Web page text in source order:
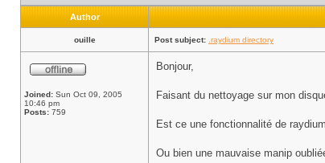
Author
ouille Post subject: .raydium directory
Joined: Sun Oct 09, 2005
10:46 pm
Posts: 759
Bonjour,
Faisant du nettoyage sur mon
Est ce une fonctionnalité de
Ou bien une mauvaise manip